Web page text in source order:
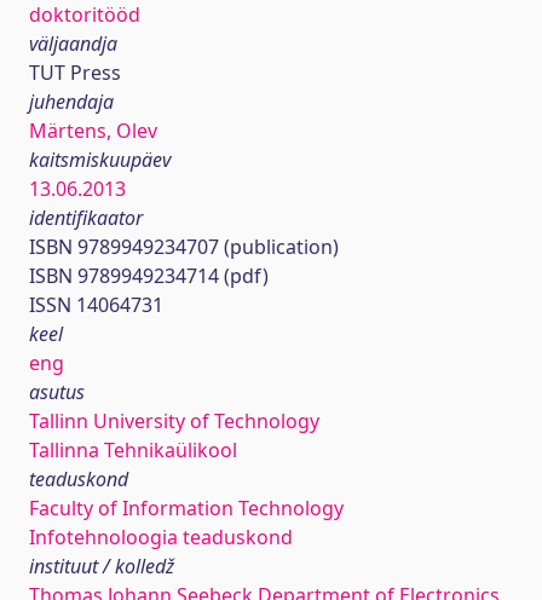
doktoritööd
väljaandja
TUT Press
juhendaja
Märtens, Olev
kaitsmiskuupäev
13.06.2013
identifikaator
ISBN 9789949234707 (publication)
ISBN 9789949234714 (pdf)
ISSN 14064731
keel
eng
asutus
Tallinn University of Technology
Tallinna Tehnikaülikool
teaduskond
Faculty of Information Technology
Infotehnoloogia teaduskond
instituut / kolledž